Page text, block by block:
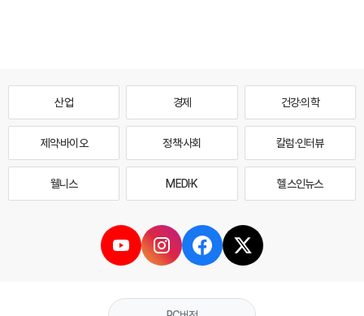
산업 경제 건강·의학
제약·바이오 정책·사회 칼럼·인터뷰
웰니스 MEDI·K 헬스인뉴스